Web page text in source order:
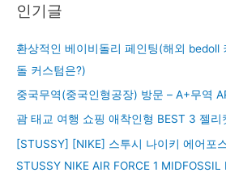
인기글
환상적인 베이비돌리 페인팅(해외 bedoll
돌 커스텀은?)
중국무역(중국인형공장) 방문 – A+무역
괌 태교 여행 쇼핑 애착인형 BEST 3 젤리
[STUSSY] [NIKE] 스투시 나이키 에어포
STUSSY NIKE AIR FORCE 1 MIDFOSSIL